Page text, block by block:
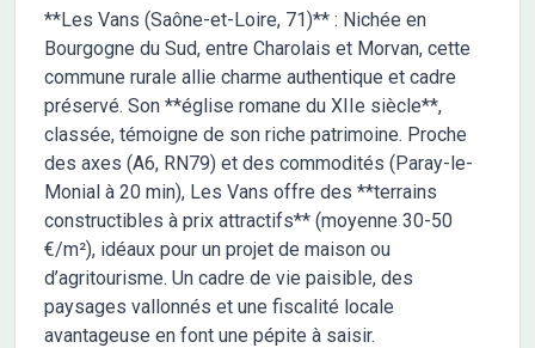
**Les Vans (Saône-et-Loire, 71)** : Nichée en
Bourgogne du Sud, entre Charolais et Morvan, cette
commune rurale allie charme authentique et cadre
préservé. Son **église romane du XIIe siècle**,
classée, témoigne de son riche patrimoine. Proche
des axes (A6, RN79) et des commodités (Paray-le-
Monial à 20 min), Les Vans offre des **terrains
constructibles à prix attractifs** (moyenne 30-50
€/m²), idéaux pour un projet de maison ou
d’agritourisme. Un cadre de vie paisible, des
paysages vallonnés et une fiscalité locale
avantageuse en font une pépite à saisir.